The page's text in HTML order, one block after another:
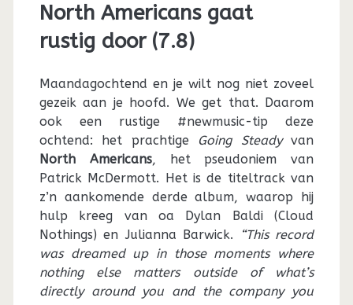
North Americans gaat
rustig door (7.8)
Maandagochtend en je wilt nog niet zoveel
gezeik aan je hoofd. We get that. Daarom
ook een rustige #newmusic-tip deze
ochtend: het prachtige Going Steadyvan
North Americans, het pseudoniem van
Patrick McDermott. Het is de titeltrack van
z’n aankomende derde album, waarop hij
hulp kreeg van oa Dylan Baldi (Cloud
Nothings) en Julianna Barwick.
“This record
was dreamed up in those moments where
nothing else matters outside of what’s
directly around you and the company you